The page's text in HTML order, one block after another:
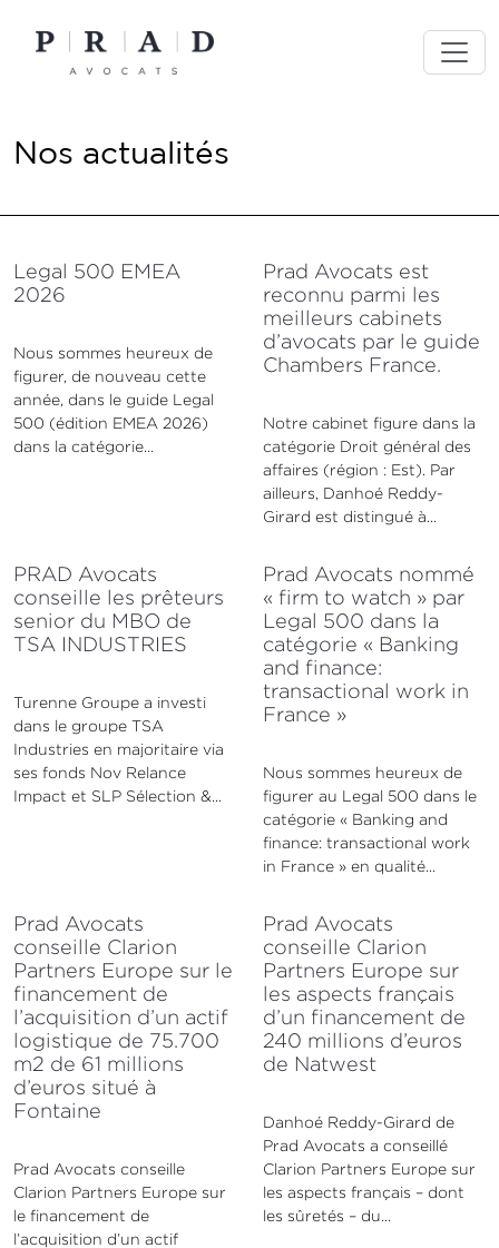
content
Nos actualités
Actualités
Legal 500 EMEA
2026
Nous sommes heureux de
figurer, de nouveau cette
année, dans le guide Legal
500 (édition EMEA 2026)
dans la catégorie...
Prad Avocats est
reconnu parmi les
meilleurs cabinets
d’avocats par le guide
Chambers France.
Notre cabinet figure dans la
catégorie Droit général des
affaires (région : Est). Par
ailleurs, Danhoé Reddy-
Girard est distingué à...
PRAD Avocats
conseille les prêteurs
senior du MBO de
TSA INDUSTRIES
Turenne Groupe a investi
dans le groupe TSA
Industries en majoritaire via
ses fonds Nov Relance
Impact et SLP Sélection &...
Prad Avocats nommé
« firm to watch » par
Legal 500 dans la
catégorie « Banking
and finance:
transactional work in
France »
Nous sommes heureux de
figurer au Legal 500 dans le
catégorie « Banking and
finance: transactional work
in France » en qualité...
Prad Avocats
conseille Clarion
Partners Europe sur le
financement de
l’acquisition d’un actif
logistique de 75.700
m2 de 61 millions
d’euros situé à
Fontaine
Prad Avocats conseille
Clarion Partners Europe sur
le financement de
l’acquisition d’un actif
Prad Avocats
conseille Clarion
Partners Europe sur
les aspects français
d’un financement de
240 millions d’euros
de Natwest
Danhoé Reddy-Girard de
Prad Avocats a conseillé
Clarion Partners Europe sur
les aspects français – dont
les sûretés – du...